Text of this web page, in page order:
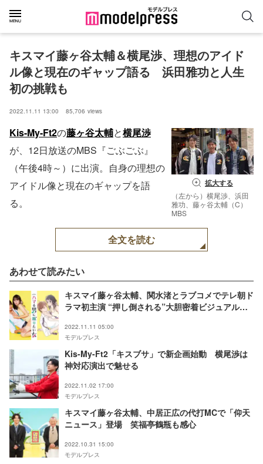
キスマイ藤ヶ谷太輔＆横尾渉、理想のアイド
ル像と現在のギャップ語る　浜田雅功と人生
初の挑戦も
2022.11.11 13:00 85,706 views
拡大する
（左から）横尾渉、浜田
雅功、藤ヶ谷太輔（C）
MBS
Kis-My-Ft2の藤ヶ谷太輔と横尾渉
が、12日放送のMBS『ごぶごぶ』
（午後4時～）に出演。自身の理想の
アイドル像と現在のギャップを語
る。
全文を読む
あわせて読みたい
キスマイ藤ヶ谷太輔、関水渚とラブコメでテレ朝ド
ラマ初主演 “押し倒される”大胆密着ビジュアル解
2022.11.11 05:00
モデルプレス
Kis-My-Ft2「キスブサ」で新企画始動 横尾渉は
神対応演出で魅せる
2022.11.02 17:00
モデルプレス
キスマイ藤ヶ谷太輔、中居正広の代打MCで「仰天
ニュース」登場 笑福亭鶴瓶も感心
2022.10.31 15:00
モデルプレス